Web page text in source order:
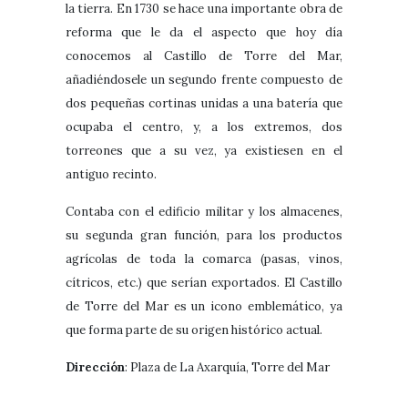
la tierra. En 1730 se hace una importante obra de
reforma que le da el aspecto que hoy día
conocemos al Castillo de Torre del Mar,
añadiéndosele un segundo frente compuesto de
dos pequeñas cortinas unidas a una batería que
ocupaba el centro, y, a los extremos, dos
torreones que a su vez, ya existiesen en el
antiguo recinto.
Contaba con el edificio militar y los almacenes,
su segunda gran función, para los productos
agrícolas de toda la comarca (pasas, vinos,
cítricos, etc.) que serían exportados. El Castillo
de Torre del Mar es un icono emblemático, ya
que forma parte de su origen histórico actual.
Dirección: Plaza de La Axarquía, Torre del Mar